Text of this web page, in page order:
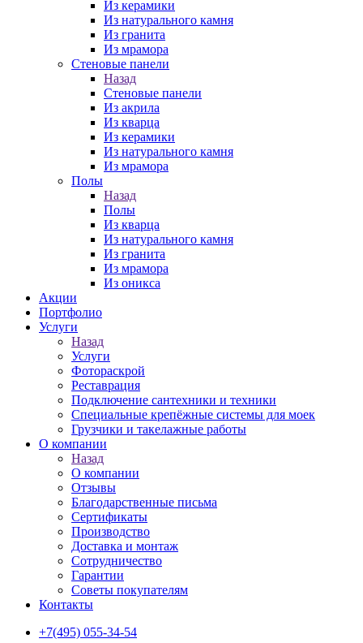
Из керамики
Из натурального камня
Из гранита
Из мрамора
Стеновые панели
Назад
Стеновые панели
Из акрила
Из кварца
Из керамики
Из натурального камня
Из мрамора
Полы
Назад
Полы
Из кварца
Из натурального камня
Из гранита
Из мрамора
Из оникса
Акции
Портфолио
Услуги
Назад
Услуги
Фотораскрой
Реставрация
Подключение сантехники и техники
Специальные крепёжные системы для моек
Грузчики и такелажные работы
О компании
Назад
О компании
Отзывы
Благодарственные письма
Сертификаты
Производство
Доставка и монтаж
Сотрудничество
Гарантии
Советы покупателям
Контакты
+7(495) 055-34-54